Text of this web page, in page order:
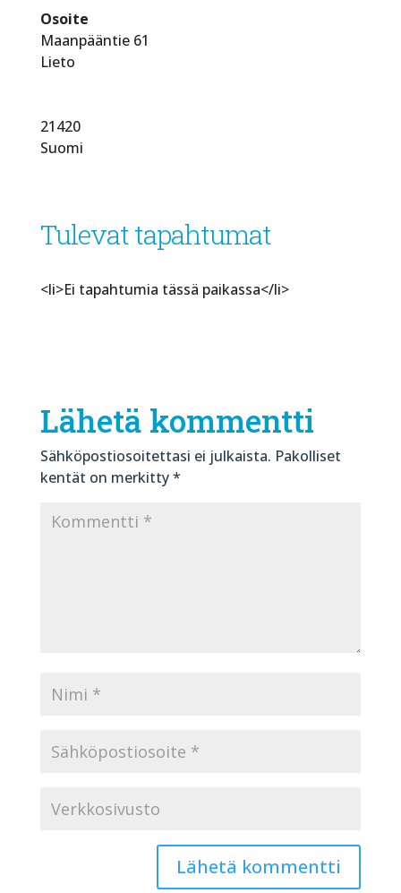
Osoite
Maanpääntie 61
Lieto
21420
Suomi
Tulevat tapahtumat
<li>Ei tapahtumia tässä paikassa</li>
Lähetä kommentti
Sähköpostiosoitettasi ei julkaista. Pakolliset
kentät on merkitty*